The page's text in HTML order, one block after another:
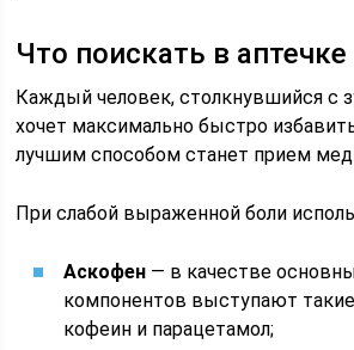
Что поискать в аптечке
Каждый человек, столкнувшийся с
хочет максимально быстро
лучшим способом станет прием
При слабой выраженной боли
Аскофен — в качестве
компонентов выступают
кофеин и парацетамол;